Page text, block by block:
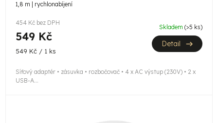
1,8 m | rychlonabíjení
454 Kč bez DPH
549 Kč
Měrná
549 Kč / 1 ks
Skladem (>5 ks)
Detail
Síťový adaptér • zásuvka • rozbočovač • 4 x AC výstup (230V) • 2 x
USB-A...